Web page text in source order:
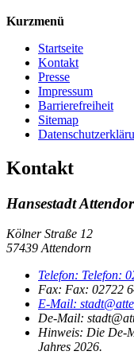
Kurzmenü
Startseite
Kontakt
Presse
Impressum
Barrierefreiheit
Sitemap
Kontakt
Hansestadt
Kölner Straße 12
57439 Attendorn
Telefon: Telefon:
Fax: Fax: 02722
E-Mail:
De-Mail:
Hinweis: Die De-
Jahres 2026.